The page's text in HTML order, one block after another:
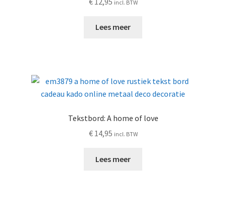
incl. BTW
Lees meer
Tekstbord: A home of love
€14,95 incl. BTW
Lees meer